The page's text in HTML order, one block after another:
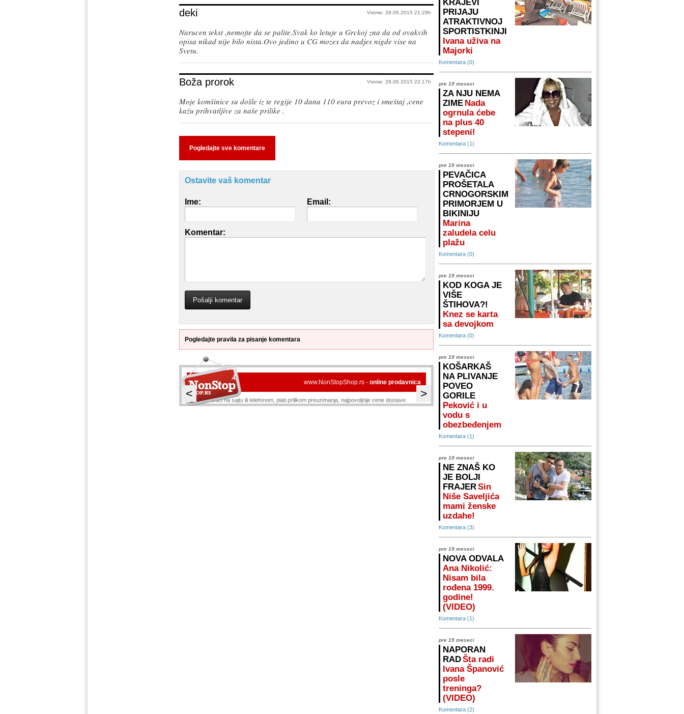
deki Vreme: 28.06.2015 21:29h
Narucen tekst ,nemojte da se palite.Svak ko letuje u Grckoj zna da od ovakvih
opisa nikad nije bilo nista.Ovo jedino u CG mozes da nadjes nigde vise na
Svetu.
Boža prorok Vreme: 28.06.2015 22:17h
Moje komšinice su došle iz te regije 10 dana 110 eura prevoz i smeštaj ,cene
kažu prihvatljive za naše prilike .
Pogledajte sve komentare
Ostavite vaš komentar
Ime: Email:
Komentar:
Pogledajte pravila za pisanje komentara
www.NonStopShop.rs - online prodavnica
< >
Naruči na sajtu ili telefonom, plati prilikom preuzimanja, najpovoljnije cene dostave.
KRAJEVI
PRIJAJU
ATRAKTIVNOJ
SPORTISTKINJI
Ivana uživa na
Majorki
Komentara (0)
pre 19 meseci
ZA NJU NEMA
ZIME Nada
ogrnula ćebe
na plus 40
stepeni!
Komentara (1)
pre 19 meseci
PEVAČICA
PROŠETALA
CRNOGORSKIM
PRIMORJEM U
BIKINIJU
Marina
zaludela celu
plažu
Komentara (0)
pre 19 meseci
KOD KOGA JE
VIŠE
ŠTIHOVA?!
Knez se karta
sa devojkom
Komentara (0)
pre 19 meseci
KOŠARKAŠ
NA PLIVANJE
POVEO
GORILE
Peković i u
vodu s
obezbeđenjem
Komentara (1)
pre 19 meseci
NE ZNAŠ KO
JE BOLJI
FRAJERSin
Niše Saveljića
mami ženske
uzdahe!
Komentara (3)
pre 19 meseci
NOVA ODVALA
Ana Nikolić:
Nisam bila
rođena 1999.
godine!
(VIDEO)
Komentara (1)
pre 19 meseci
NAPORAN
RADŠta radi
Ivana Španović
posle
treninga?
(VIDEO)
Komentara (2)